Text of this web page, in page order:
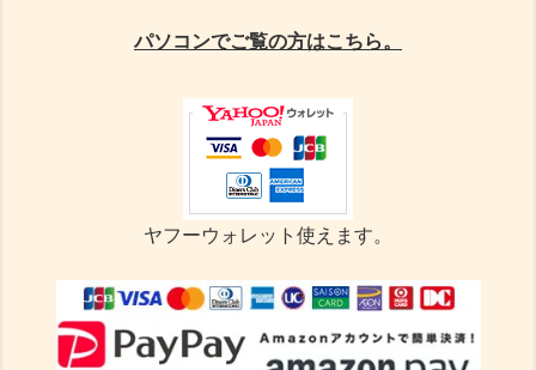
パソコンでご覧の方はこちら。
ヤフーウォレット使えます。